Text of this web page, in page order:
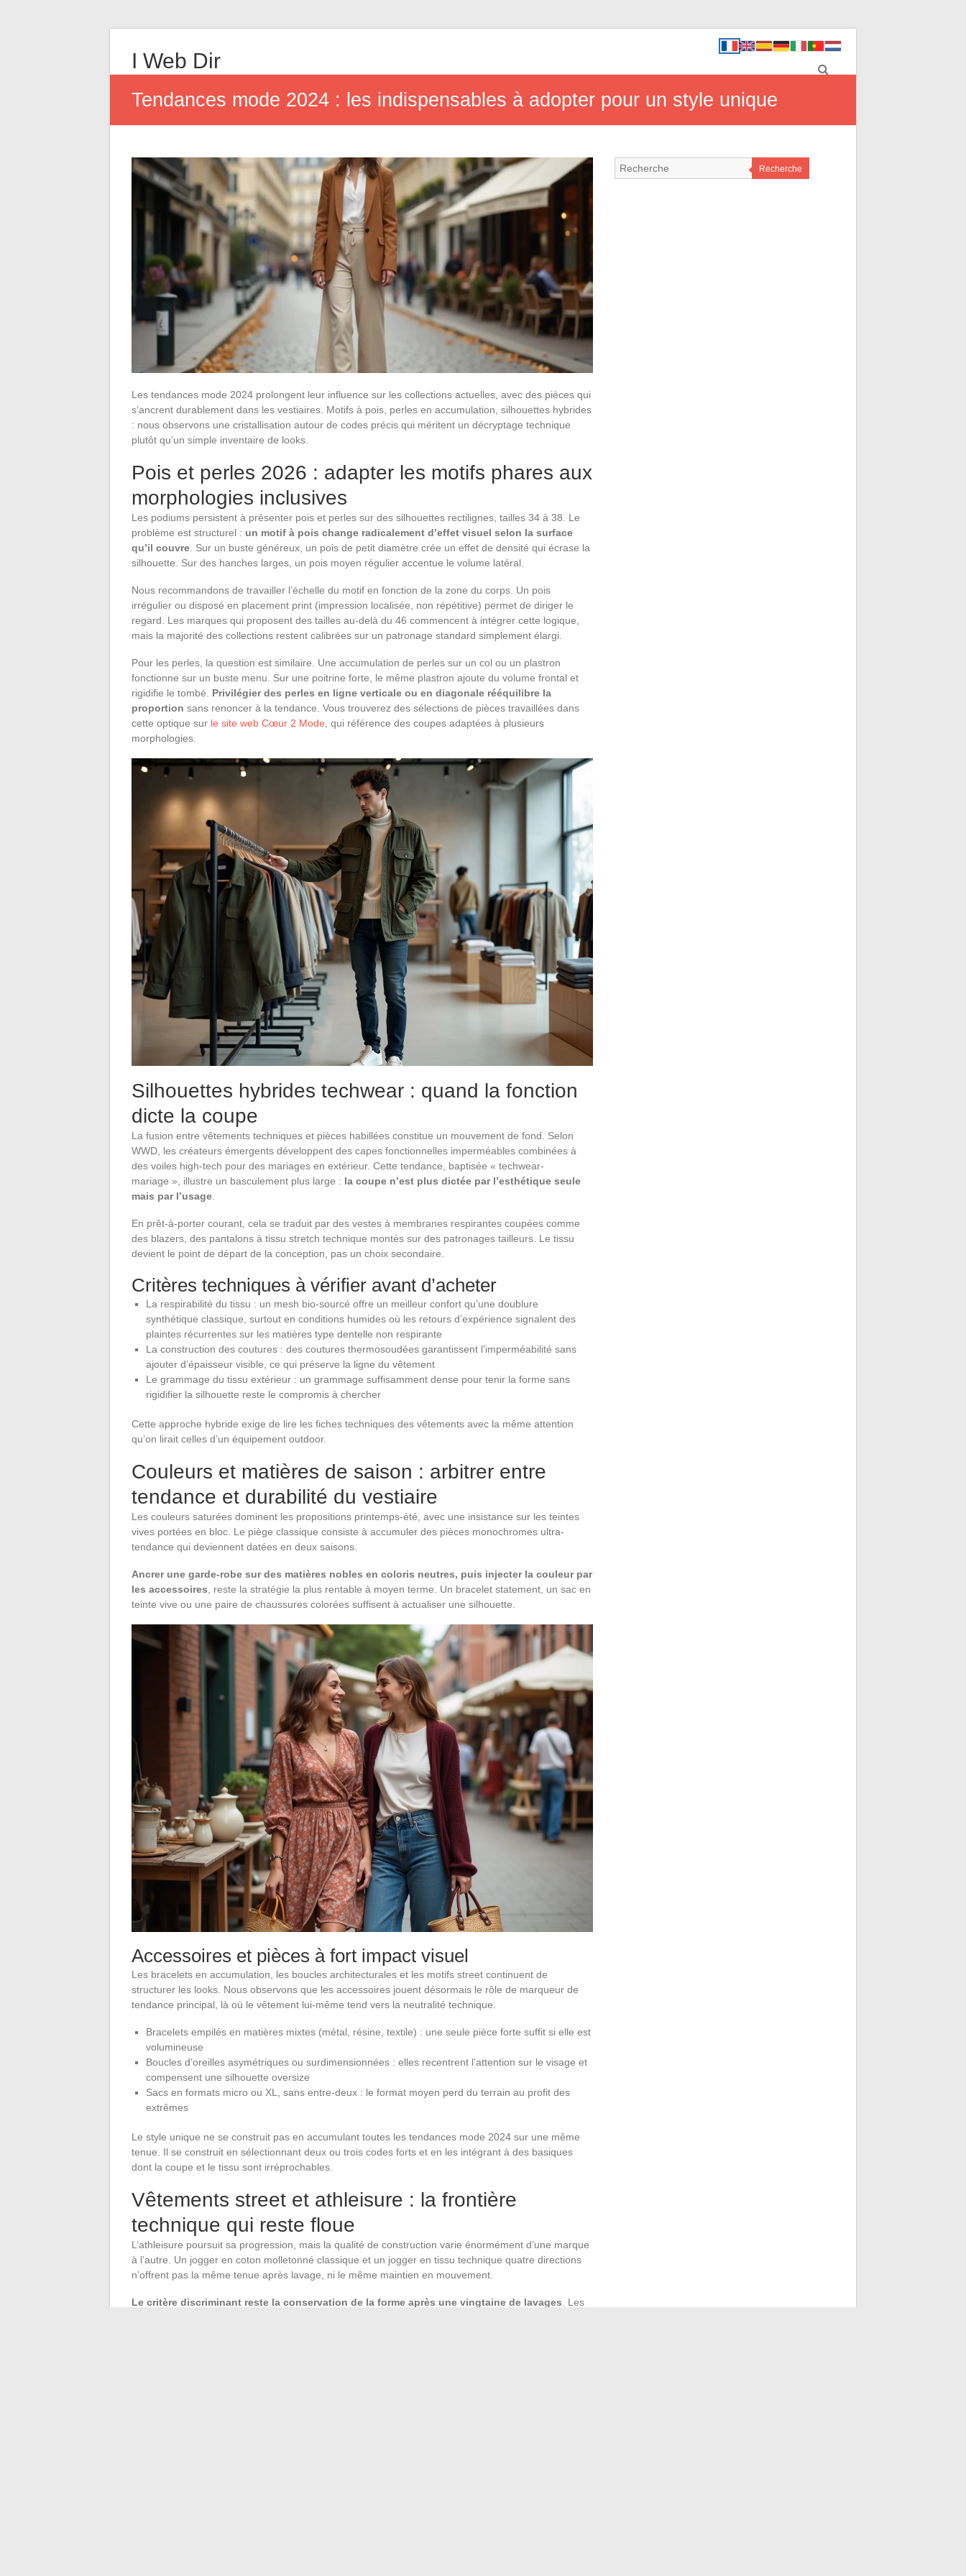
I Web Dir
Tendances mode 2024 : les indispensables à adopter pour un style unique
Les tendances mode 2024 prolongent leur influence sur les collections actuelles, avec des pièces qui
s’ancrent durablement dans les vestiaires. Motifs à pois, perles en accumulation, silhouettes hybrides
: nous observons une cristallisation autour de codes précis qui méritent un décryptage technique
plutôt qu’un simple inventaire de looks.
Pois et perles 2026 : adapter les motifs phares aux
morphologies inclusives
Les podiums persistent à présenter pois et perles sur des silhouettes rectilignes, tailles 34 à 38. Le
problème est structurel : un motif à pois change radicalement d’effet visuel selon la surface
qu’il couvre . Sur un buste généreux, un pois de petit diamètre crée un effet de densité qui écrase la
silhouette. Sur des hanches larges, un pois moyen régulier accentue le volume latéral.
Nous recommandons de travailler l’échelle du motif en fonction de la zone du corps. Un pois
irrégulier ou disposé en placement print (impression localisée, non répétitive) permet de diriger le
regard. Les marques qui proposent des tailles au-delà du 46 commencent à intégrer cette logique,
mais la majorité des collections restent calibrées sur un patronage standard simplement élargi.
Pour les perles, la question est similaire. Une accumulation de perles sur un col ou un plastron
fonctionne sur un buste menu. Sur une poitrine forte, le même plastron ajoute du volume frontal et
rigidifie le tombé. Privilégier des perles en ligne verticale ou en diagonale rééquilibre la
proportion sans renoncer à la tendance. Vous trouverez des sélections de pièces travaillées dans
cette optique sur le site web Cœur 2 Mode , qui référence des coupes adaptées à plusieurs
morphologies.
Silhouettes hybrides techwear : quand la fonction
dicte la coupe
La fusion entre vêtements techniques et pièces habillées constitue un mouvement de fond. Selon
WWD, les créateurs émergents développent des capes fonctionnelles imperméables combinées à
des voiles high-tech pour des mariages en extérieur. Cette tendance, baptisée « techwear-
mariage », illustre un basculement plus large : la coupe n’est plus dictée par l’esthétique seule
mais par l’usage
En prêt-à-porter courant, cela se traduit par des vestes à membranes respirantes coupées comme
des blazers, des pantalons à tissu stretch technique montés sur des patronages tailleurs. Le tissu
devient le point de départ de la conception, pas un choix secondaire.
Critères techniques à vérifier avant d’acheter
La respirabilité du tissu : un mesh bio-sourcé offre un meilleur confort qu’une doublure
synthétique classique, surtout en conditions humides où les retours d’expérience signalent des
plaintes récurrentes sur les matières type dentelle non respirante
La construction des coutures : des coutures thermosoudées garantissent l’imperméabilité sans
ajouter d’épaisseur visible, ce qui préserve la ligne du vêtement
Le grammage du tissu extérieur : un grammage suffisamment dense pour tenir la forme sans
rigidifier la silhouette reste le compromis à chercher
Cette approche hybride exige de lire les fiches techniques des vêtements avec la même attention
qu’on lirait celles d’un équipement outdoor.
Couleurs et matières de saison : arbitrer entre
tendance et durabilité du vestiaire
Les couleurs saturées dominent les propositions printemps-été, avec une insistance sur les teintes
vives portées en bloc. Le piège classique consiste à accumuler des pièces monochromes ultra-
tendance qui deviennent datées en deux saisons.
Ancrer une garde-robe sur des matières nobles en coloris neutres, puis injecter la couleur par
les accessoires , reste la stratégie la plus rentable à moyen terme. Un bracelet statement, un sac en
teinte vive ou une paire de chaussures colorées suffisent à actualiser une silhouette.
Accessoires et pièces à fort impact visuel
Les bracelets en accumulation, les boucles architecturales et les motifs street continuent de
structurer les looks. Nous observons que les accessoires jouent désormais le rôle de marqueur de
tendance principal, là où le vêtement lui-même tend vers la neutralité technique.
Bracelets empilés en matières mixtes (métal, résine, textile) : une seule pièce forte suffit si elle est
volumineuse
Boucles d’oreilles asymétriques ou surdimensionnées : elles recentrent l’attention sur le visage et
compensent une silhouette oversize
Sacs en formats micro ou XL, sans entre-deux : le format moyen perd du terrain au profit des
extrêmes
Le style unique ne se construit pas en accumulant toutes les tendances mode 2024 sur une même
tenue. Il se construit en sélectionnant deux ou trois codes forts et en les intégrant à des basiques
dont la coupe et le tissu sont irréprochables.
Vêtements street et athleisure : la frontière
technique qui reste floue
L’athleisure poursuit sa progression, mais la qualité de construction varie énormément d’une marque
à l’autre. Un jogger en coton molletonné classique et un jogger en tissu technique quatre directions
n’offrent pas la même tenue après lavage, ni le même maintien en mouvement.
Le critère discriminant reste la conservation de la forme après une vingtaine de lavages . Les
Recherche